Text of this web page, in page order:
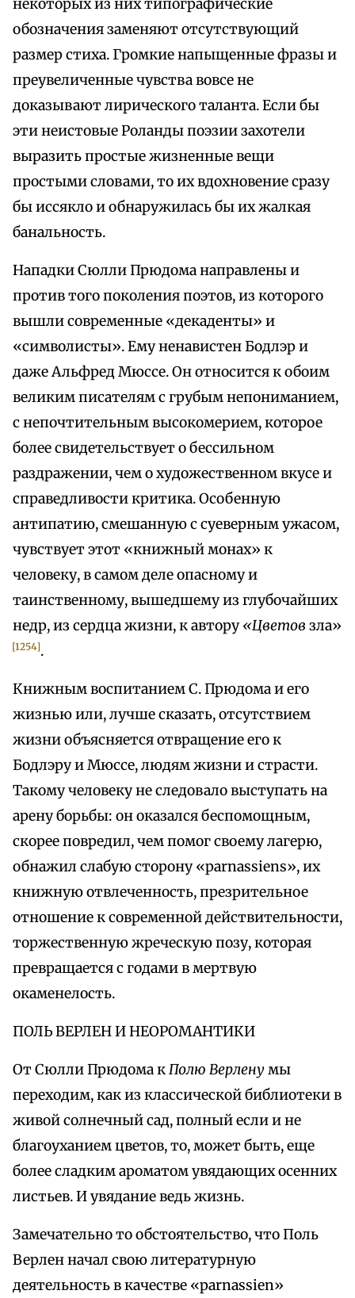
некоторых из них типографические
обозначения заменяют отсутствующий
размер стиха. Громкие напыщенные фразы и
преувеличенные чувства вовсе не
доказывают лирического таланта. Если бы
эти неистовые Роланды поэзии захотели
выразить простые жизненные вещи
простыми словами, то их вдохновение сразу
бы иссякло и обнаружилась бы их жалкая
банальность.
Нападки Сюлли Прюдома направлены и
против того поколения поэтов, из которого
вышли современные «декаденты» и
«символисты». Ему ненавистен Бодлэр и
даже Альфред Мюссе. Он относится к обоим
великим писателям с грубым непониманием,
с непочтительным высокомерием, которое
более свидетельствует о бессильном
раздражении, чем о художественном вкусе и
справедливости критика. Особенную
антипатию, смешанную с суеверным ужасом,
чувствует этот «книжный монах» к
человеку, в самом деле опасному и
таинственному, вышедшему из глубочайших
недр, из сердца жизни, к автору«Цветов зла»
[1254].
Книжным воспитанием С. Прюдома и его
жизнью или, лучше сказать, отсутствием
жизни объясняется отвращение его к
Бодлэру и Мюссе, людям жизни и страсти.
Такому человеку не следовало выступать на
арену борьбы: он оказался беспомощным,
скорее повредил, чем помог своему лагерю,
обнажил слабую сторону «parnassiens», их
книжную отвлеченность, презрительное
отношение к современной действительности,
торжественную жреческую позу, которая
превращается с годами в мертвую
окаменелость.
ПОЛЬ ВЕРЛЕН И НЕОРОМАНТИКИ
От Сюлли Прюдома кПолю Верленумы
переходим, как из классической библиотеки в
живой солнечный сад, полный если и не
благоуханием цветов, то, может быть, еще
более сладким ароматом увядающих осенних
листьев. И увядание ведь жизнь.
Замечательно то обстоятельство, что Поль
Верлен начал свою литературную
деятельность в качестве «parnassien»